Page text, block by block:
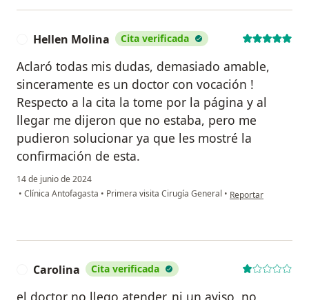
Hellen Molina Cita verificada
Aclaró todas mis dudas, demasiado amable,
sinceramente es un doctor con vocación !
Respecto a la cita la tome por la página y al
llegar me dijeron que no estaba, pero me
pudieron solucionar ya que les mostré la
confirmación de esta.
14 de junio de 2024
• Clínica Antofagasta • Primera visita Cirugía General • en opinión del
Reportar
Carolina Cita verificada
el doctor no llego atender, ni un aviso, no